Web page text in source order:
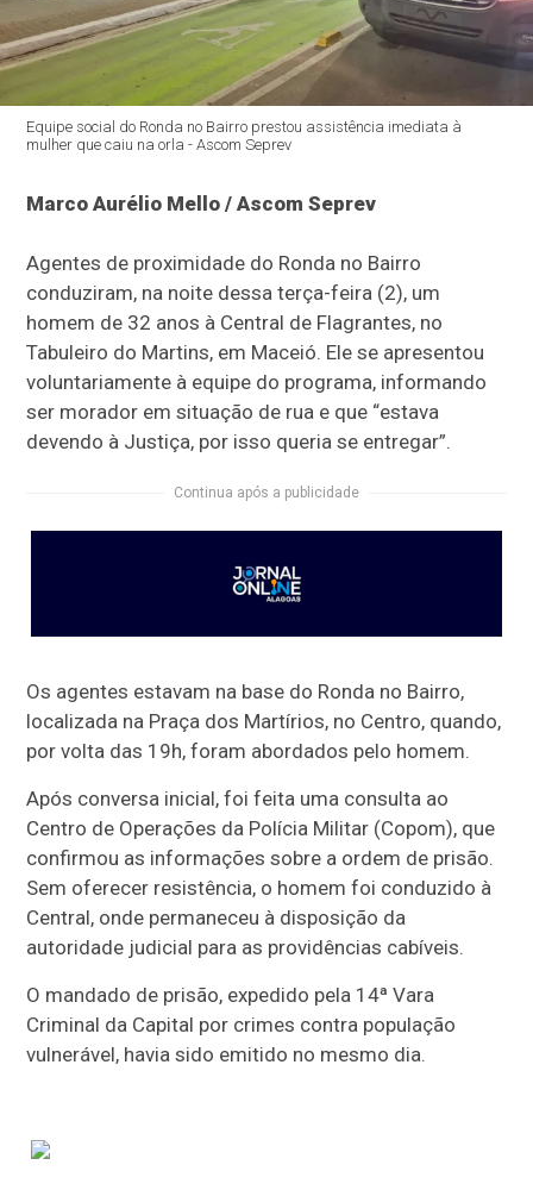
Equipe social do Ronda no Bairro prestou assistência imediata à
mulher que caiu na orla - Ascom Seprev
Marco Aurélio Mello / Ascom Seprev
Agentes de proximidade do Ronda no Bairro
conduziram, na noite dessa terça-feira (2), um
homem de 32 anos à Central de Flagrantes, no
Tabuleiro do Martins, em Maceió. Ele se apresentou
voluntariamente à equipe do programa, informando
ser morador em situação de rua e que “estava
devendo à Justiça, por isso queria se entregar”.
Continua após a publicidade
Os agentes estavam na base do Ronda no Bairro,
localizada na Praça dos Martírios, no Centro, quando,
por volta das 19h, foram abordados pelo homem.
Após conversa inicial, foi feita uma consulta ao
Centro de Operações da Polícia Militar (Copom), que
confirmou as informações sobre a ordem de prisão.
Sem oferecer resistência, o homem foi conduzido à
Central, onde permaneceu à disposição da
autoridade judicial para as providências cabíveis.
O mandado de prisão, expedido pela 14ª Vara
Criminal da Capital por crimes contra população
vulnerável, havia sido emitido no mesmo dia.